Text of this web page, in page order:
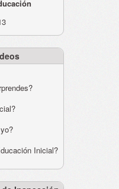
Inicial?